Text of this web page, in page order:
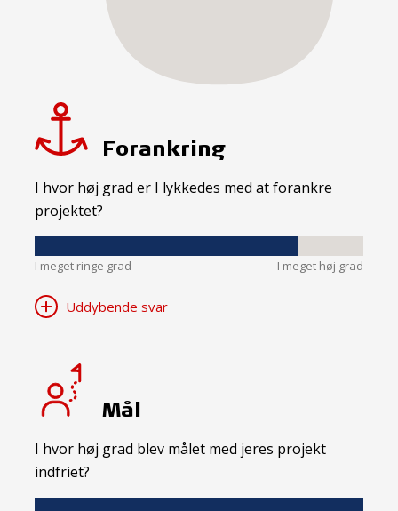
Forankring
I hvor høj grad er I lykkedes med at forankre
projektet?
I meget ringe grad I meget høj grad
Uddybende svar
Mål
I hvor høj grad blev målet med jeres projekt
indfriet?